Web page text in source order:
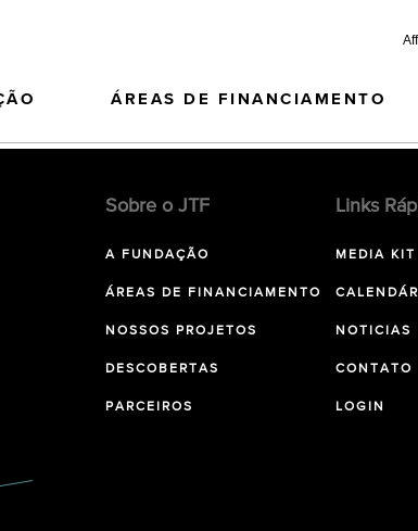
ÁREAS DE FINANCIAMENTO
Sobre o JTF
A FUNDAÇÃO
ÁREAS DE FINANCIAMENTO
NOSSOS PROJETOS
DESCOBERTAS
PARCEIROS
Links
MEDIA KIT
NOTICIAS
CONTATO
LOGIN